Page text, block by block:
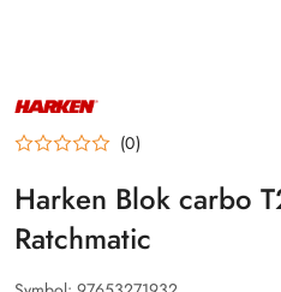
NAZWA
PRODUCENTA:
HARKEN (0)
Harken Blok carbo
Ratchmatic